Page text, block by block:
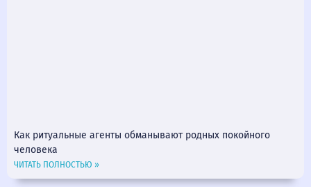
Как ритуальные агенты обманывают родных покойного
человека
ЧИТАТЬ ПОЛНОСТЬЮ »